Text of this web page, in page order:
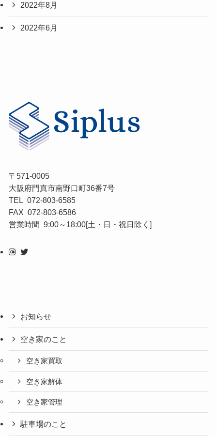
2022年8月
2022年6月
〒571-0005
大阪府門真市南野口町36番7号
TEL 072-803-6585
FAX 072-803-6586
営業時間 9:00～18:00[土・日・祝日除く]
お知らせ
空き家のこと
空き家買取
空き家解体
空き家管理
駐車場のこと